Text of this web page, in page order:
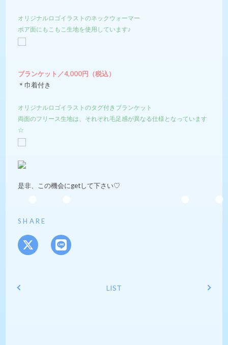
オリジナルロゴイラストのネックウォーマー
ボア面にもこもこ生地を使用しています♪
ブランケット／4,000円（税込）
＊巾着付き
オリジナルロゴイラストのタグ付きブランケット
両面のフリース生地は、それぞれ毛足感が異なる仕様となっています
☆
是非、この機会にgetして下さい♡
SHARE
LIST